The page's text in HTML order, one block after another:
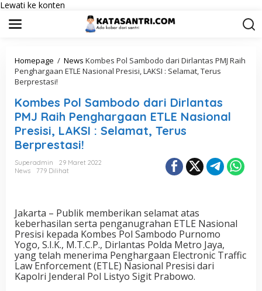
Lewati ke konten
Homepage / News Kombes Pol Sambodo dari Dirlantas PMJ Raih
Penghargaan ETLE Nasional Presisi, LAKSI : Selamat, Terus
Berprestasi!
Kombes Pol Sambodo dari Dirlantas
PMJ Raih Penghargaan ETLE Nasional
Presisi, LAKSI : Selamat, Terus
Berprestasi!
Superadmin
29 Maret 2022
News
779 Dilihat
Jakarta – Publik memberikan selamat atas
keberhasilan serta penganugrahan ETLE Nasional
Presisi kepada Kombes Pol Sambodo Purnomo
Yogo, S.I.K., M.T.C.P., Dirlantas Polda Metro Jaya,
yang telah menerima Penghargaan Electronic Traffic
Law Enforcement (ETLE) Nasional Presisi dari
Kapolri Jenderal Pol Listyo Sigit Prabowo.